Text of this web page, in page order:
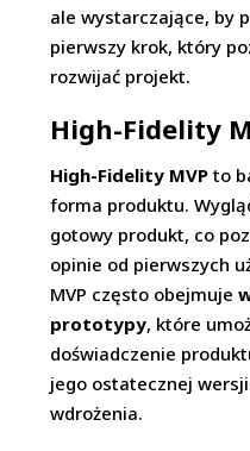
ale wystarczające, by
pierwszy krok, który
rozwijać projekt.
High-Fidelity
High-Fidelity MVP to
forma produktu.
gotowy produkt, co
opinie od pierwszych
MVP często obejmuje
prototypy, które
doświadczenie
jego ostatecznej
wdrożenia.